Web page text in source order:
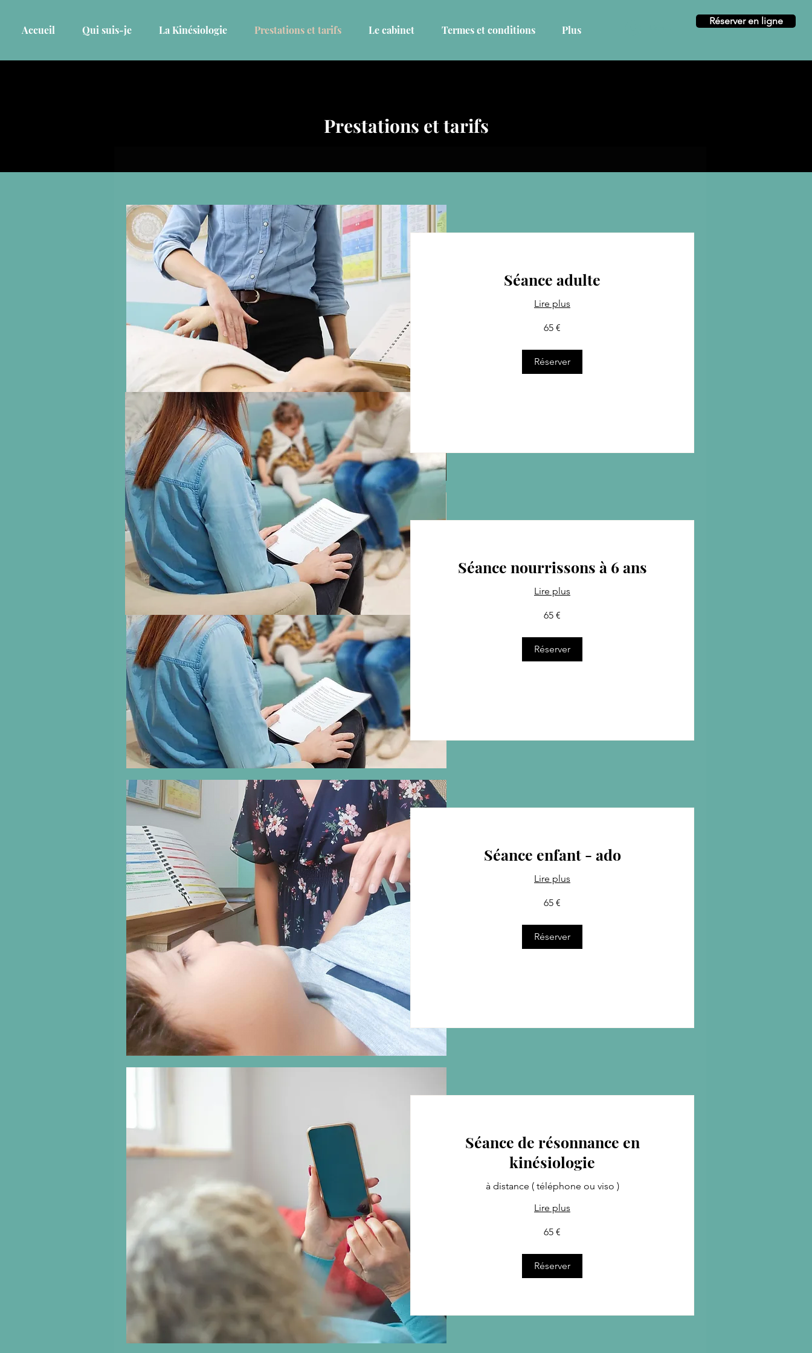
Accueil Qui suis-je La Kinésiologie Prestations et tarifs Le cabinet Termes et conditions Plus
Réserver en ligne
Prestations et tarifs
Séance adulte
Lire plus
65 €
Réserver
Séance nourrissons à 6 ans
Lire plus
65 €
Réserver
Séance enfant - ado
Lire plus
65 €
Réserver
Séance de résonnance en
kinésiologie
à distance ( téléphone ou viso )
Lire plus
65 €
Réserver